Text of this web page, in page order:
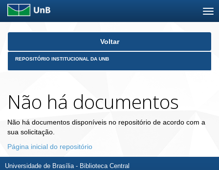
Skip
Voltar
REPOSITÓRIO INSTITUCIONAL DA UNB
Não há documentos
Não há documentos disponíveis no repositório de acordo com a
sua solicitação.
Página inicial do repositório
Universidade de Brasília - Biblioteca Central